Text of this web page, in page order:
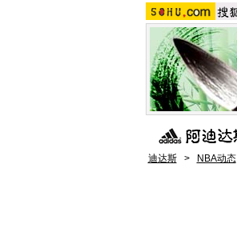
迪达斯
> NBA动态